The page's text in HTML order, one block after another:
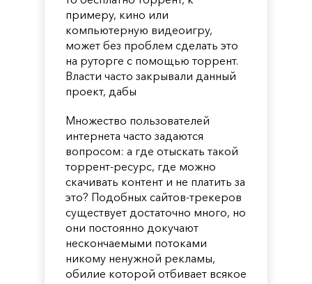
примеру, кино или
компьютерную видеоигру,
может без проблем сделать это
на руторге с помощью торрент.
Власти часто закрывали данный
проект, дабы
Множество пользователей
интернета часто задаются
вопросом: а где отыскать такой
торрент-ресурс, где можно
скачивать контент и не платить за
это? Подобных сайтов-трекеров
существует достаточно много, но
они постоянно докучают
нескончаемыми потоками
никому ненужной рекламы,
обилие которой отбивает всякое